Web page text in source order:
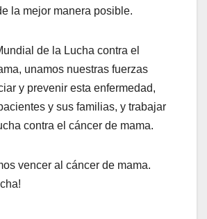
la mejor manera posible.
de la Lucha contra el
unamos nuestras fuerzas
y prevenir esta enfermedad,
y sus familias, y trabajar
contra el cáncer de mama.
vencer al cáncer de mama.